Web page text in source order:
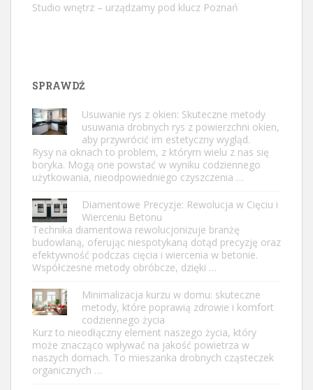
Studio wnętrz – urządzamy pod klucz Poznań
SPRAWDŹ
Usuwanie rys z okien: Skuteczne metody
usuwania drobnych rys z powierzchni okien,
aby przywrócić im estetyczny wygląd.
Rysy na oknach to problem, z którym wielu z nas się
boryka. Mogą one powstać w wyniku codziennego
użytkowania, nieodpowiedniego czyszczenia …
Diamentowe Precyzje: Rewolucja w Cięciu i
Wierceniu Betonu
Technika diamentowa rewolucjonizuje branżę
budowlaną, oferując niespotykaną dotąd precyzję oraz
efektywność podczas cięcia i wiercenia w betonie.
Współczesne metody obróbcze, dzięki …
Minimalizacja kurzu w domu: skuteczne
metody, które poprawią zdrowie i komfort
codziennego życia
Kurz to nieodłączny element naszego życia, który
może znacząco wpływać na jakość powietrza w
naszych domach. To mieszanka drobnych cząsteczek
organicznych …